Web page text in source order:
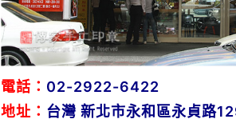
電話： 02-2922-6422
地址： 台灣 新北市永和區永貞路